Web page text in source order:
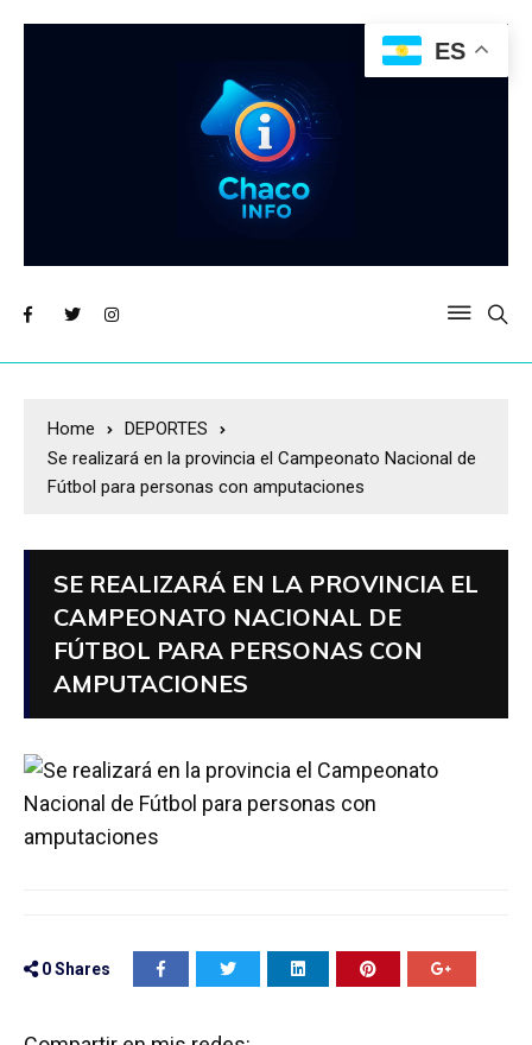
Home
DEPORTES
Se realizará en la provincia el Campeonato Nacional de
Fútbol para personas con amputaciones
SE REALIZARÁ EN LA PROVINCIA EL
CAMPEONATO NACIONAL DE
FÚTBOL PARA PERSONAS CON
AMPUTACIONES
0Shares
ES